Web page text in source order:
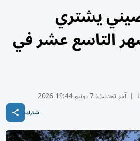
يشتري
التاسع عشر في
| آخر تحديث:7 يونيو 19:44 2026
شارك